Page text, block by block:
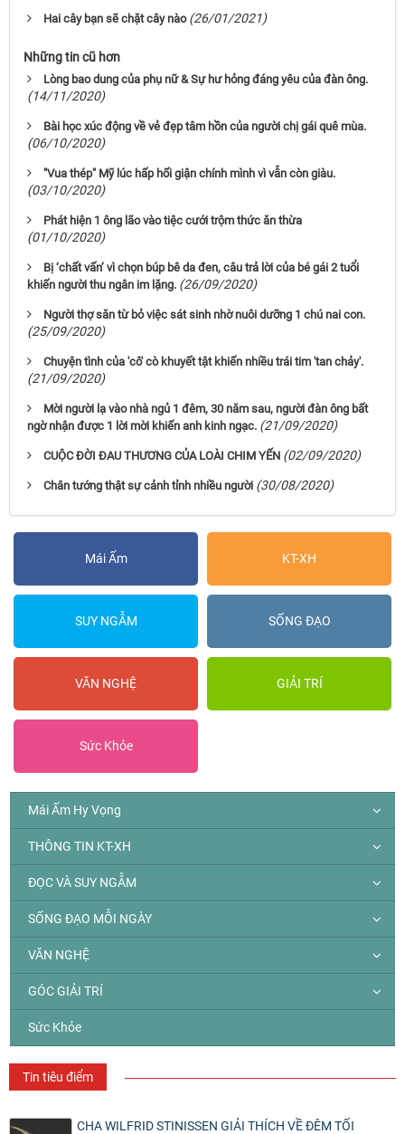
Hai cây bạn sẽ chặt cây nào (26/01/2021)
Những tin cũ hơn
Lòng bao dung của phụ nữ & Sự hư hỏng đáng yêu của đàn ông.
(14/11/2020)
Bài học xúc động về vẻ đẹp tâm hồn của người chị gái quê mùa.
(06/10/2020)
"Vua thép" Mỹ lúc hấp hối giận chính mình vì vẫn còn giàu.
(03/10/2020)
Phát hiện 1 ông lão vào tiệc cưới trộm thức ăn thừa
(01/10/2020)
Bị ‘chất vấn’ vì chọn búp bê da đen, câu trả lời của bé gái 2 tuổi
khiến người thu ngân im lặng. (26/09/2020)
Người thợ săn từ bỏ việc sát sinh nhờ nuôi dưỡng 1 chú nai con.
(25/09/2020)
Chuyện tình của 'cô' cò khuyết tật khiến nhiều trái tim 'tan chảy'.
(21/09/2020)
Mời người lạ vào nhà ngủ 1 đêm, 30 năm sau, người đàn ông bất
ngờ nhận được 1 lời mời khiến anh kinh ngạc. (21/09/2020)
CUỘC ĐỜI ĐAU THƯƠNG CỦA LOÀI CHIM YẾN (02/09/2020)
Chân tướng thật sự cảnh tỉnh nhiều người (30/08/2020)
Mái Ấm KT-XH
SUY NGẪM SỐNG ĐẠO
VĂN NGHỆ GIẢI TRÍ
Sức Khỏe
Mái Ấm Hy Vọng
THÔNG TIN KT-XH
ĐỌC VÀ SUY NGẪM
SỐNG ĐẠO MỖI NGÀY
VĂN NGHỆ
GÓC GIẢI TRÍ
Sức Khỏe
Tin tiêu điểm
CHA WILFRID STINISSEN GIẢI THÍCH VỀ ĐÊM TỐI